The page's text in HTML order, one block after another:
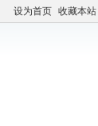
设为首页 收藏本站